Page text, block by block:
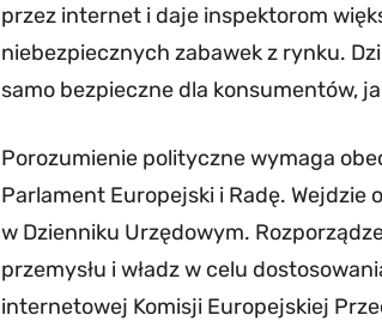
przez internet i daje inspektorom
niebezpiecznych zabawek z rynku.
samo bezpieczne dla konsumentów,
Porozumienie polityczne wymaga
Parlament Europejski i Radę.
w Dzienniku Urzędowym.
przemysłu i władz w celu
internetowej Komisji Europejskiej